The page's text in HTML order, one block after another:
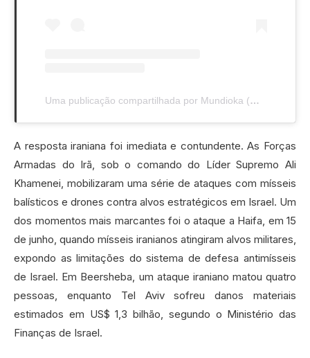
Uma publicação compartilhada por Mundioka (@mundioka.podcast)
A resposta iraniana foi imediata e contundente. As Forças
Armadas do Irã, sob o comando do Líder Supremo Ali
Khamenei, mobilizaram uma série de ataques com mísseis
balísticos e drones contra alvos estratégicos em Israel. Um
dos momentos mais marcantes foi o ataque a Haifa, em 15
de junho, quando mísseis iranianos atingiram alvos militares,
expondo as limitações do sistema de defesa antimísseis
de Israel. Em Beersheba, um ataque iraniano matou quatro
pessoas, enquanto Tel Aviv sofreu danos materiais
estimados em US$ 1,3 bilhão, segundo o Ministério das
Finanças de Israel.